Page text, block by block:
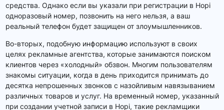
средства. Однако если вы указали при регистрации в Hopi
одноразовый номер, позвонить на него нельзя, а ваш
реальный телефон будет защищен от злоумышленников.
Во-вторых, подобную информацию используют в своих
целях рекламные агентства, которые занимаются поиском
клиентов через «холодный» обзвон. Многим пользователям
знакомы ситуации, когда в день приходится принимать до
десятка непрошенных звонков с назойливым навязыванием
различных товаров и услуг. На временный номер, указанный
при создании учетной записи в Hopi, такие рекламщики